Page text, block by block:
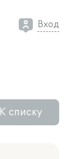
Вход
К списку